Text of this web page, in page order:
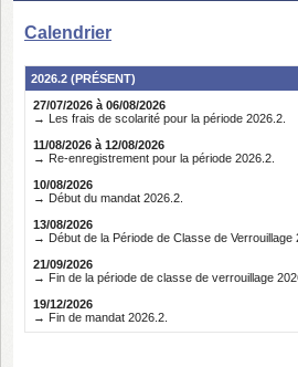
Calendrier
2026.2 (PRÉSENT)
27/07/2026 à 06/08/2026
→ Les frais de scolarité pour la période 2026.2.
11/08/2026 à 12/08/2026
→ Re-enregistrement pour la période 2026.2.
10/08/2026
→ Début du mandat 2026.2.
13/08/2026
→ Début de la Période de Classe de Verrouillage
21/09/2026
→ Fin de la période de classe de verrouillage
19/12/2026
→ Fin de mandat 2026.2.